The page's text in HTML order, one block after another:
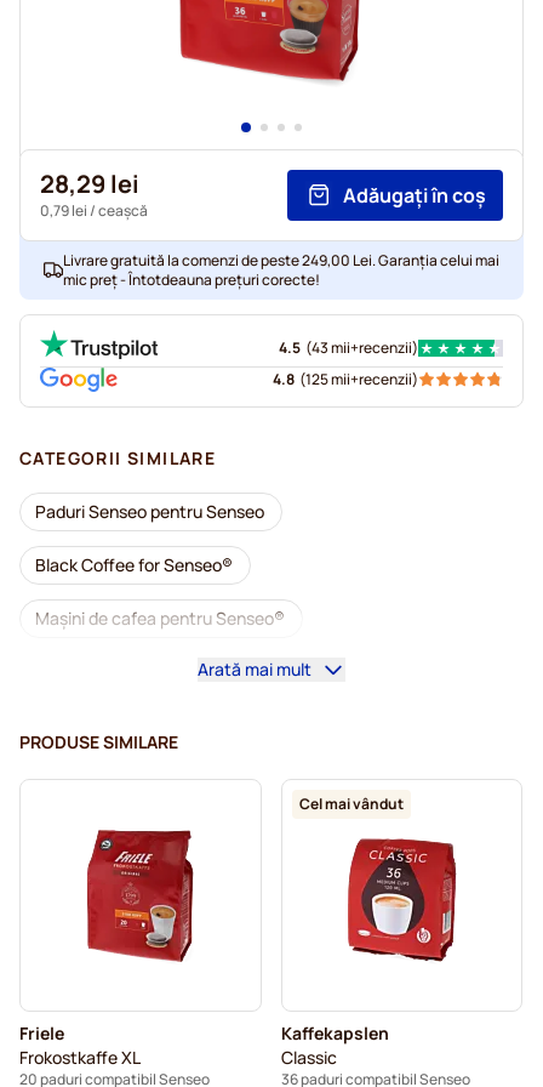
28,29 lei
0,79 lei / ceașcă
Adăugați în coș
Livrare gratuită la comenzi de peste 249,00 Lei. Garanția celui mai
mic preț - Întotdeauna prețuri corecte!
4.5 (43 mii+recenzii)
4.8 (125 mii+recenzii)
CATEGORII SIMILARE
Paduri Senseo pentru Senseo
Black Coffee for Senseo®
Mașini de cafea pentru Senseo®
Paduri cafea Café Royal pentru Senseo
Cafea decafeinizată pentru Senseo
Detartrare și întreținere pentru Senseo
Paduri cafea Segafredo pentru Senseo
Paduri cafea Café Royal pentru Senseo
Paduri cafea Merrild pentru Senseo
Arată mai mult
PRODUSE SIMILARE
Friele
Frokostkaffe XL
20 paduri compatibil Senseo
Cel mai vândut
Kaffekapslen
Classic
36 paduri compatibil Senseo